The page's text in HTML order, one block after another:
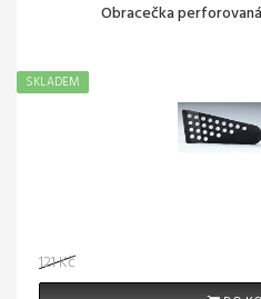
Obracečka
SKLADEM
121 Kč